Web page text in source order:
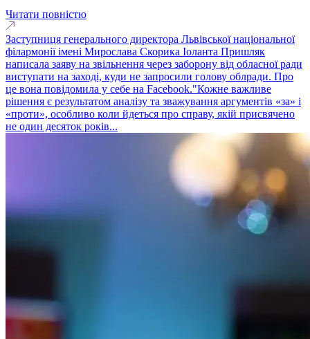
Читати повністю
Заступниця генерального директора Львівської національної
філармонії імені Мирослава Скорика Іоланта Пришляк
написала заяву на звільнення через заборону від обласної ради
виступати на заході, куди не запросили голову облради. Про
це вона повідомила у себе на Facebook."Кожне важливе
рішення є результатом аналізу та зважування аргументів «за» і
«проти», особливо коли йдеться про справу, якій присвячено
не один десяток років...